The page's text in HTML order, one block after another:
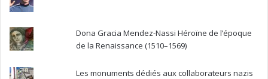
Dona Gracia Mendez-Nassi Héroïne de l’époque
de la Renaissance (1510–1569)
Les monuments dédiés aux collaborateurs nazis